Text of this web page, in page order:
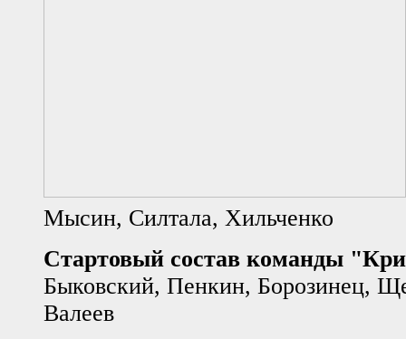
Мысин, Силтала, Хильченко
Стартовый состав команды
Быковский, Пенкин, Борозинец,
Валеев